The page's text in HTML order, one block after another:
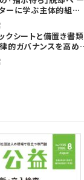
ーに学ぶ主体的組…
クシートと備置き書
的ガバナンスを高め